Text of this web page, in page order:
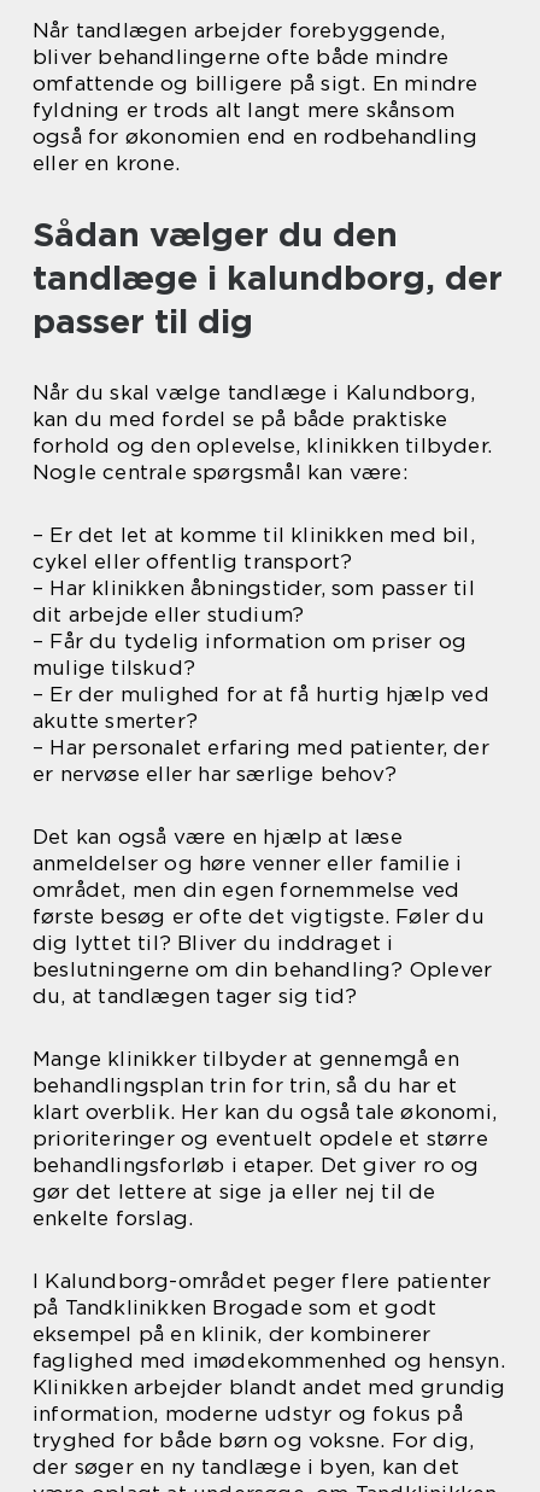
Når tandlægen arbejder forebyggende,
bliver behandlingerne ofte både mindre
omfattende og billigere på sigt. En mindre
fyldning er trods alt langt mere skånsom
også for økonomien end en rodbehandling
eller en krone.
Sådan vælger du den
tandlæge i kalundborg, der
passer til dig
Når du skal vælge tandlæge i Kalundborg,
kan du med fordel se på både praktiske
forhold og den oplevelse, klinikken tilbyder.
Nogle centrale spørgsmål kan være:
– Er det let at komme til klinikken med bil,
cykel eller offentlig transport?
– Har klinikken åbningstider, som passer til
dit arbejde eller studium?
– Får du tydelig information om priser og
mulige tilskud?
– Er der mulighed for at få hurtig hjælp ved
akutte smerter?
– Har personalet erfaring med patienter, der
er nervøse eller har særlige behov?
Det kan også være en hjælp at læse
anmeldelser og høre venner eller familie i
området, men din egen fornemmelse ved
første besøg er ofte det vigtigste. Føler du
dig lyttet til? Bliver du inddraget i
beslutningerne om din behandling? Oplever
du, at tandlægen tager sig tid?
Mange klinikker tilbyder at gennemgå en
behandlingsplan trin for trin, så du har et
klart overblik. Her kan du også tale økonomi,
prioriteringer og eventuelt opdele et større
behandlingsforløb i etaper. Det giver ro og
gør det lettere at sige ja eller nej til de
enkelte forslag.
I Kalundborg-området peger flere patienter
på Tandklinikken Brogade som et godt
eksempel på en klinik, der kombinerer
faglighed med imødekommenhed og hensyn.
Klinikken arbejder blandt andet med grundig
information, moderne udstyr og fokus på
tryghed for både børn og voksne. For dig,
der søger en ny tandlæge i byen, kan det